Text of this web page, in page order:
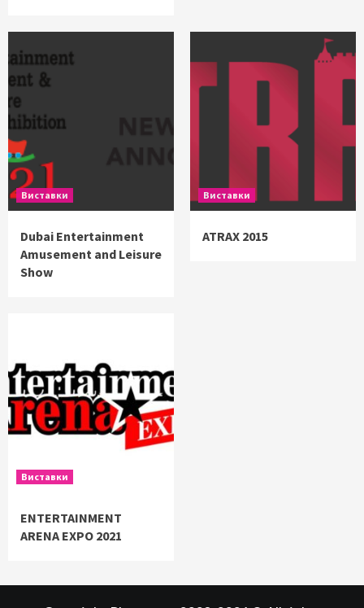
Виставки
Dubai Entertainment
Amusement and Leisure
Show
Виставки
ATRAX 2015
Виставки
ENTERTAINMENT
ARENA EXPO 2021